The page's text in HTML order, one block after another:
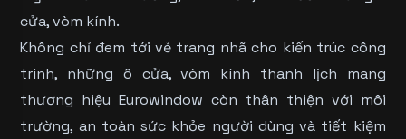
cửa, vòm kính.
Không chỉ đem tới vẻ trang nhã cho kiến trúc công
trình, những ô cửa, vòm kính thanh lịch mang
thương hiệu Eurowindow còn thân thiện với môi
trường, an toàn sức khỏe người dùng và tiết kiệm